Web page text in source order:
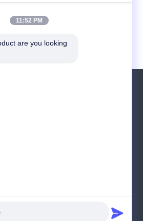
WEEE-
11:52 PM
are you looking